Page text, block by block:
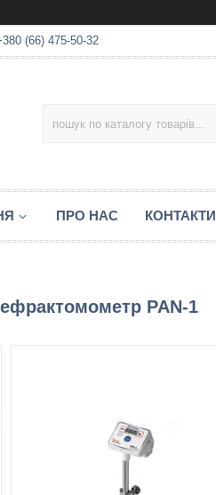
(66) 475-50-32
ПРО НАС КОНТАКТИ
PAN-1